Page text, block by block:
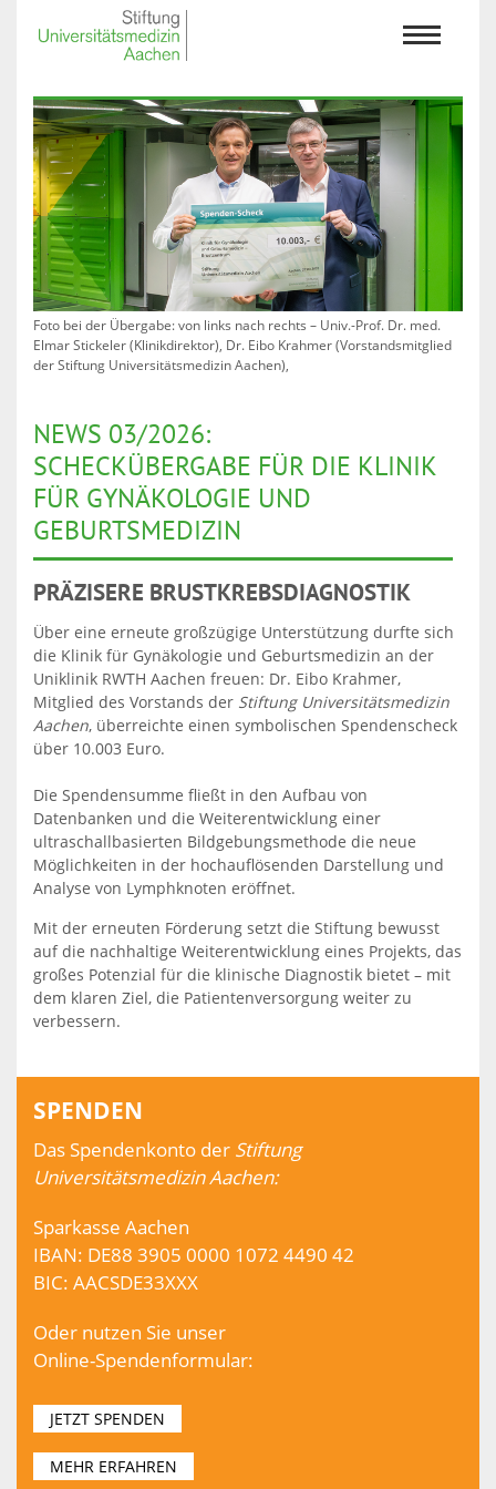
Foto bei der Übergabe: von links nach rechts – Univ.-Prof. Dr. med.
Elmar Stickeler (Klinikdirektor), Dr. Eibo Krahmer (Vorstandsmitglied
der Stiftung Universitätsmedizin Aachen),
NEWS 03/2026:
SCHECKÜBERGABE FÜR DIE KLINIK
FÜR GYNÄKOLOGIE UND
GEBURTSMEDIZIN
PRÄZISERE BRUSTKREBSDIAGNOSTIK
Über eine erneute großzügige Unterstützung durfte sich
die Klinik für Gynäkologie und Geburtsmedizin an der
Uniklinik RWTH Aachen freuen: Dr. Eibo Krahmer,
Mitglied des Vorstands der Stiftung Universitätsmedizin
Aachen, überreichte einen symbolischen Spendenscheck
über 10.003 Euro.
Die Spendensumme fließt in den Aufbau von
Datenbanken und die Weiterentwicklung einer
ultraschallbasierten Bildgebungsmethode die neue
Möglichkeiten in der hochauflösenden Darstellung und
Analyse von Lymphknoten eröffnet.
Mit der erneuten Förderung setzt die Stiftung bewusst
auf die nachhaltige Weiterentwicklung eines Projekts, das
großes Potenzial für die klinische Diagnostik bietet – mit
dem klaren Ziel, die Patientenversorgung weiter zu
verbessern.
SPENDEN
Das Spendenkonto der Stiftung
Universitätsmedizin Aachen:
Sparkasse Aachen
IBAN: DE88 3905 0000 1072 4490 42
BIC: AACSDE33XXX
Oder nutzen Sie unser
Online-Spendenformular:
JETZT SPENDEN
MEHR ERFAHREN